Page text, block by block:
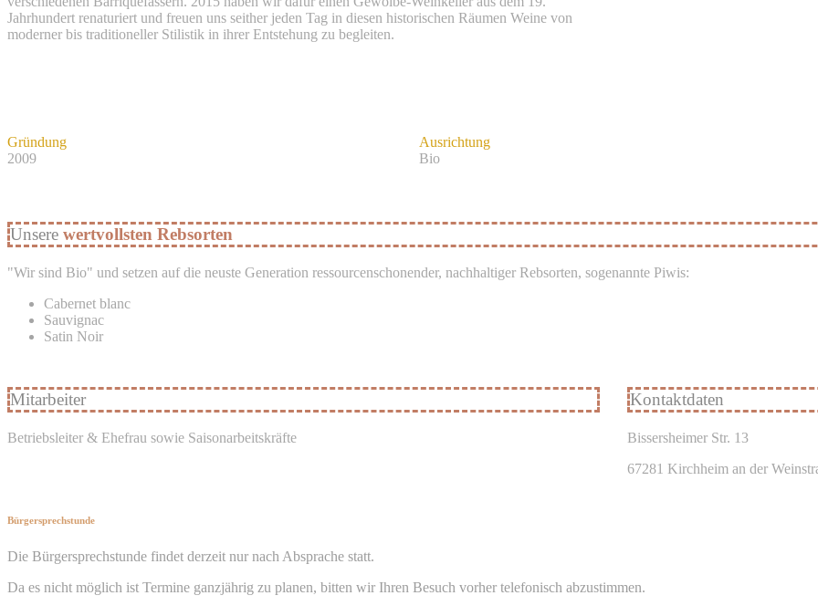
Jahrhundert renaturiert und freuen uns seither jeden Tag in diesen historischen Räumen Weine von
moderner bis traditioneller Stilistik in ihrer Entstehung zu begleiten.
Gründung
2009
Ausrichtung
Bio
Unsere wertvollsten Rebsorten
"Wir sind Bio" und setzen auf die neuste Generation ressourcenschonender, nachhaltiger Rebsorten, sogenannte Piwis:
Cabernet blanc
Sauvignac
Satin Noir
Mitarbeiter
Betriebsleiter & Ehefrau sowie Saisonarbeitskräfte
Kontaktdaten
Bissersheimer Str. 13
67281 Kirchheim an der
Bürgersprechstunde
Die Bürgersprechstunde findet derzeit nur nach Absprache statt.
Da es nicht möglich ist Termine ganzjährig zu planen, bitten wir Ihren Besuch vorher telefonisch abzustimmen.